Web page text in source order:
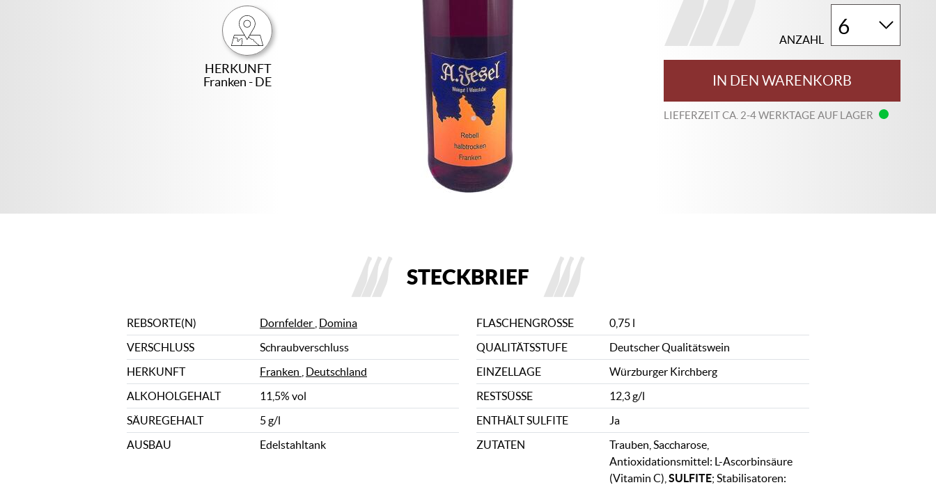
HERKUNFT
Franken - DE
ANZAHL
IN DEN WARENKORB
LIEFERZEIT CA. 2-4 WERKTAGE AUF LAGER
STECKBRIEF
REBSORTE(N) Dornfelder Domina FLASCHENGRÖSSE
0,75 l
VERSCHLUSS
Schraubverschluss QUALITÄTSSTUFE
Deutscher Qualitätswein
HERKUNFT
Franken Deutschland EINZELLAGE
Würzburger Kirchberg
ALKOHOLGEHALT
11,5% vol RESTSÜSSE
12,3 g/l
SÄUREGEHALT
5 g/l ENTHÄLT SULFITE
Ja
AUSBAU
Edelstahltank ZUTATEN
Trauben, Saccharose,
Antioxidationsmittel: L-Ascorbinsäure
(Vitamin C),SULFITE; Stabilisatoren: